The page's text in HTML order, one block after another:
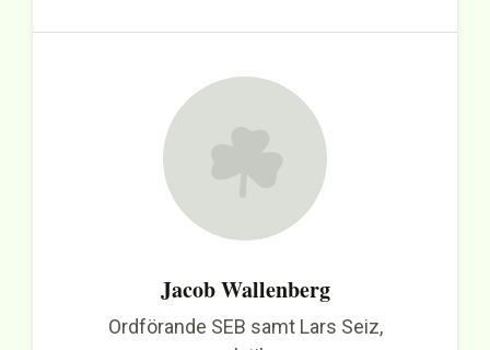
Jacob Wallenberg
Ordförande SEB samt Lars Seiz,